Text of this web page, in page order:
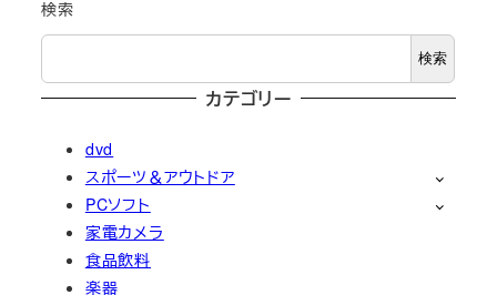
検索
検索
カテゴリー
dvd
スポーツ＆アウトドア
PCソフト
家電カメラ
食品飲料
楽器